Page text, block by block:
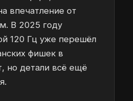
впечатление от
В 2025 году
120 Гц уже перешёл
фишек в
но детали всё ещё